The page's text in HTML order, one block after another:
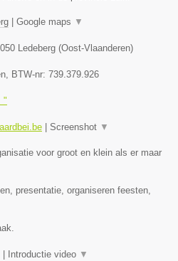
Google maps ▼
Ledeberg (Oost-Vlaanderen)
, BTW-nr: 739.379.926
"
Screenshot ▼
voor groot en klein als er maar
presentatie, organiseren feesten,
Introductie video ▼